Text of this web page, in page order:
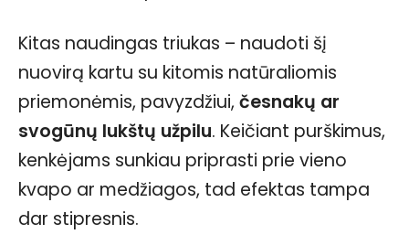
Kitas naudingas triukas – naudoti šį
nuovirą kartu su kitomis natūraliomis
priemonėmis, pavyzdžiui, česnakų ar
svogūnų lukštų užpilu. Keičiant purškimus,
kenkėjams sunkiau priprasti prie vieno
kvapo ar medžiagos, tad efektas tampa
dar stipresnis.